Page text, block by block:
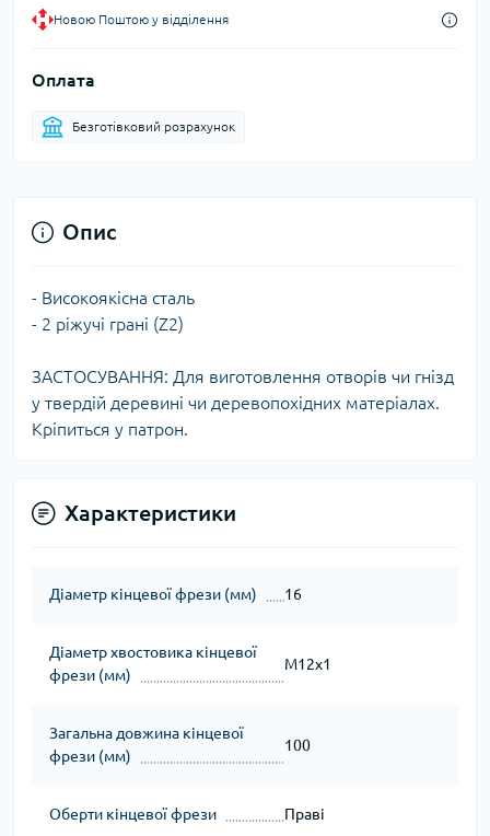
Новою Поштою у відділення
Оплата
Безготівковий розрахунок
Опис
- Високоякісна сталь
- 2 ріжучі грані (Z2)
ЗАСТОСУВАННЯ: Для виготовлення отворів чи гнізд
у твердій деревині чи деревопохідних матеріалах.
Кріпиться у патрон.
Характеристики
Діаметр кінцевої фрези (мм) 16
Діаметр хвостовика кінцевої
фрези (мм)
M12x1
Загальна довжина кінцевої
фрези (мм)
100
Оберти кінцевої фрези Праві